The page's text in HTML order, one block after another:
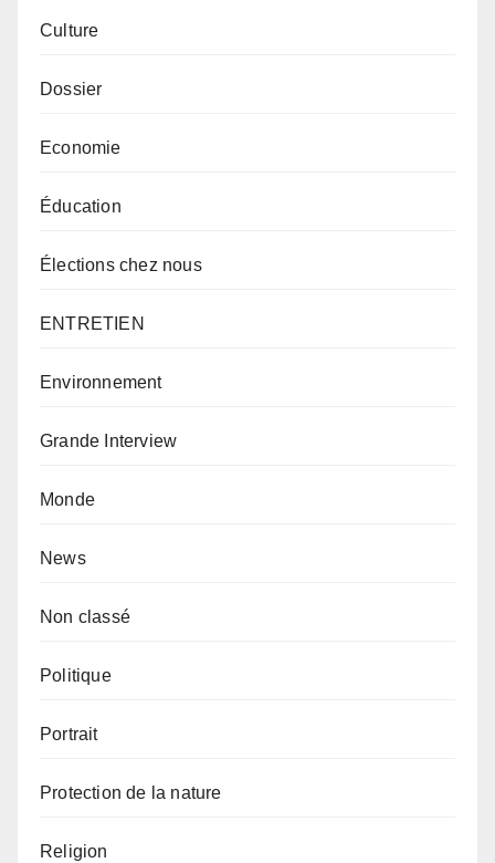
Culture
Dossier
Economie
Éducation
Élections chez nous
ENTRETIEN
Environnement
Grande Interview
Monde
News
Non classé
Politique
Portrait
Protection de la nature
Religion